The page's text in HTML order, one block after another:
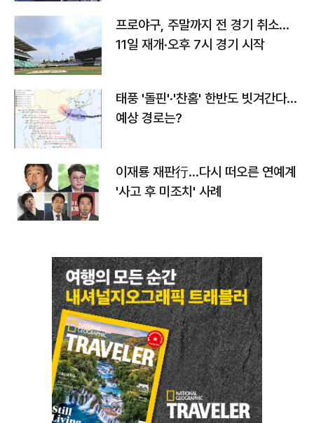
프로야구, 주말까지 전 경기 취소…
11일 재개·오후 7시 경기 시작
태풍 '돌핀'·'찬홈' 한반도 빗겨간다…
예상 경로는?
이재룡 재판行…다시 떠오른 연예계
'사고 후 미조치' 사례